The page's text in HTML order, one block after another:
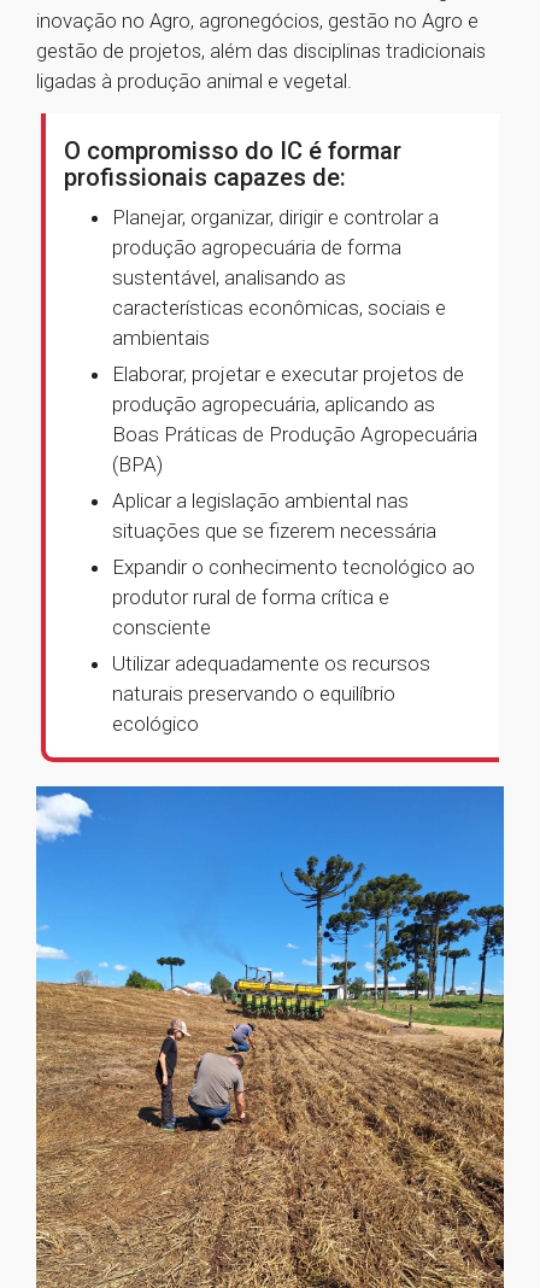
inovação no Agro, agronegócios, gestão no Agro e
gestão de projetos, além das disciplinas tradicionais
ligadas à produção animal e vegetal.
O compromisso do IC é formar
profissionais capazes de:
Planejar, organizar, dirigir e controlar a
produção agropecuária de forma
sustentável, analisando as
características econômicas, sociais e
ambientais
Elaborar, projetar e executar projetos de
produção agropecuária, aplicando as
Boas Práticas de Produção Agropecuária
(BPA)
Aplicar a legislação ambiental nas
situações que se fizerem necessária
Expandir o conhecimento tecnológico ao
produtor rural de forma crítica e
consciente
Utilizar adequadamente os recursos
naturais preservando o equilíbrio
ecológico